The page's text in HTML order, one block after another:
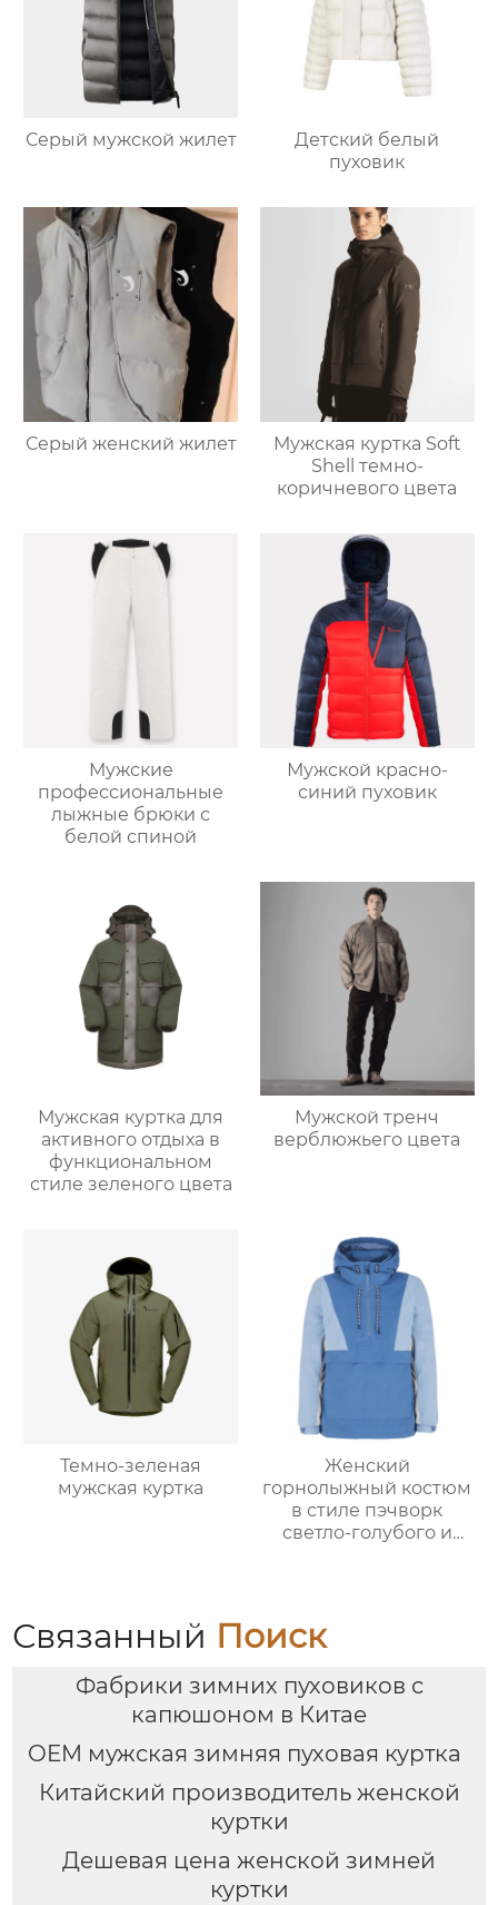
Серый мужской жилет
Детский белый
пуховик
Серый женский жилет
Мужская куртка Soft
Shell темно-
коричневого цвета
Мужские
профессиональные
лыжные брюки с
белой спиной
Мужской красно-
синий пуховик
Мужская куртка для
активного отдыха в
функциональном
стиле зеленого цвета
Мужской тренч
верблюжьего цвета
Темно-зеленая
мужская куртка
Женский
горнолыжный костюм
в стиле пэчворк
светло-голубого и
Связанный Поиск
Фабрики зимних пуховиков с
капюшоном в Китае
OEM мужская зимняя пуховая куртка
Китайский производитель женской
куртки
Дешевая цена женской зимней
куртки